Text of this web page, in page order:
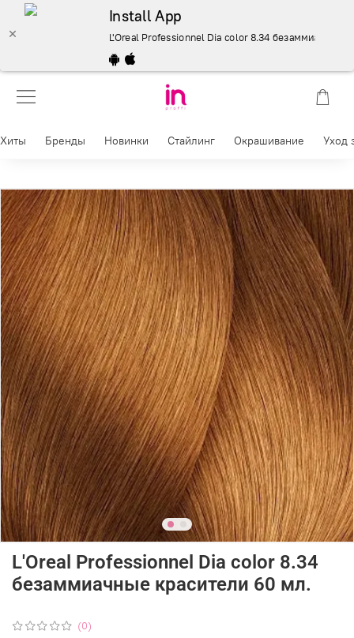
Install App
L'Oreal Professionnel Dia color 8.34 безаммиачные
Хиты Бренды Новинки Стайлинг Окрашивание Уход
(0)
L'Oreal Professionnel Dia color 8.34
безаммиачные красители 60 мл.